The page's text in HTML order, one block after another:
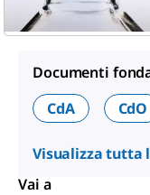
Documenti
CdA
CdO
Visualizza tutta
Vai a